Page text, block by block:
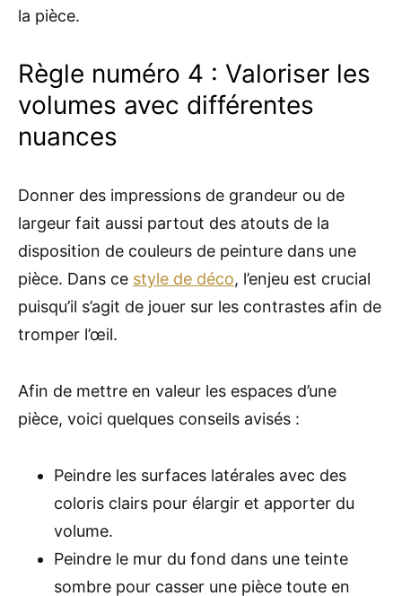
la pièce.
Règle numéro 4 : Valoriser les
volumes avec différentes
nuances
Donner des impressions de grandeur ou de
largeur fait aussi partout des atouts de la
disposition de couleurs de peinture dans une
pièce. Dans ce style de déco, l’enjeu est crucial
puisqu’il s’agit de jouer sur les contrastes afin de
tromper l’œil.
Afin de mettre en valeur les espaces d’une
pièce, voici quelques conseils avisés :
Peindre les surfaces latérales avec des
coloris clairs pour élargir et apporter du
volume.
Peindre le mur du fond dans une teinte
sombre pour casser une pièce toute en